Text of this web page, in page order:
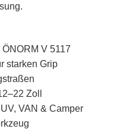
V 5117
starken Grip
Zoll
VAN & Camper